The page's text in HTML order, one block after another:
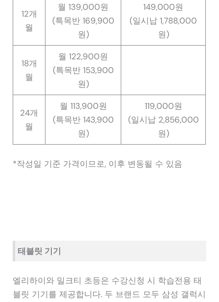
12개
월
월 139,000원
(특목반 169,900
원)
149,000원
(일시납 1,788,000
원)
18개
월
월 122,900원
(특목반 153,900
원)
24개
월
월 113,900원
(특목반 143,900
원)
119,000원
(일시납 2,856,000
원)
*작성일 기준 가격이므로, 이후 변동될 수 있음
태블릿 기기
엘리하이와 밀크티 초등은 수강신청 시 학습전용 태
블릿 기기를 제공합니다. 두 브랜드 모두 삼성 갤럭시